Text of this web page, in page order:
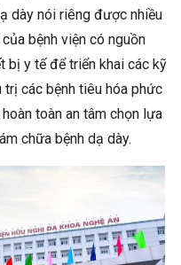
dày nói riêng được nhiều
bệnh viện có nguồn
bị y tế để triển khai các kỹ
các bệnh tiêu hóa phức
toàn an tâm chọn lựa
chữa bệnh dạ dày.